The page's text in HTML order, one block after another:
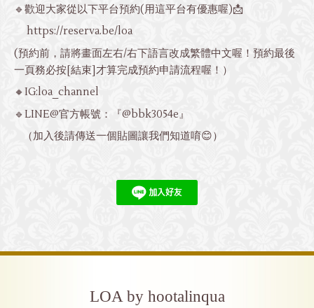
🔹歡迎大家從以下平台預約(用這平台有優惠喔)📩
https://reserva.be/loa
(預約前，請將畫面左右/右下語言改成繁體中文喔！預約最後
一頁務必按[結束]才算完成預約申請流程喔！）
🔸IG:loa_channel
🔹LINE@官方帳號：『@bbk3054e』
（加入後請傳送一個貼圖讓我們知道唷😊）
LOA by hootalinqua